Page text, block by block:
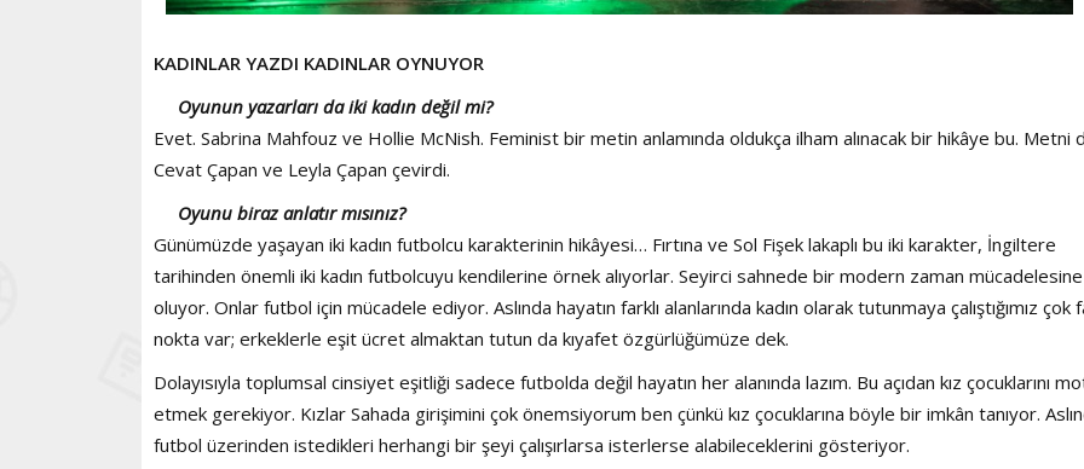
KADINLAR YAZDI KADINLAR OYNUYOR
Oyunun yazarları da iki kadın değil mi?
Evet. Sabrina Mahfouz ve Hollie McNish. Feminist bir metin anlamında oldukça ilham alınacak bir hikâye bu. Metni
Cevat Çapan ve Leyla Çapan çevirdi.
Oyunu biraz anlatır mısınız?
Günümüzde yaşayan iki kadın futbolcu karakterinin hikâyesi… Fırtına ve Sol Fişek lakaplı bu iki karakter, İngiltere
tarihinden önemli iki kadın futbolcuyu kendilerine örnek alıyorlar. Seyirci sahnede bir modern zaman mücadelesine
oluyor. Onlar futbol için mücadele ediyor. Aslında hayatın farklı alanlarında kadın olarak tutunmaya çalıştığımız çok
nokta var; erkeklerle eşit ücret almaktan tutun da kıyafet özgürlüğümüze dek.
Dolayısıyla toplumsal cinsiyet eşitliği sadece futbolda değil hayatın her alanında lazım. Bu açıdan kız çocuklarını
etmek gerekiyor. Kızlar Sahada girişimini çok önemsiyorum ben çünkü kız çocuklarına böyle bir imkân tanıyor.
futbol üzerinden istedikleri herhangi bir şeyi çalışırlarsa isterlerse alabileceklerini gösteriyor.